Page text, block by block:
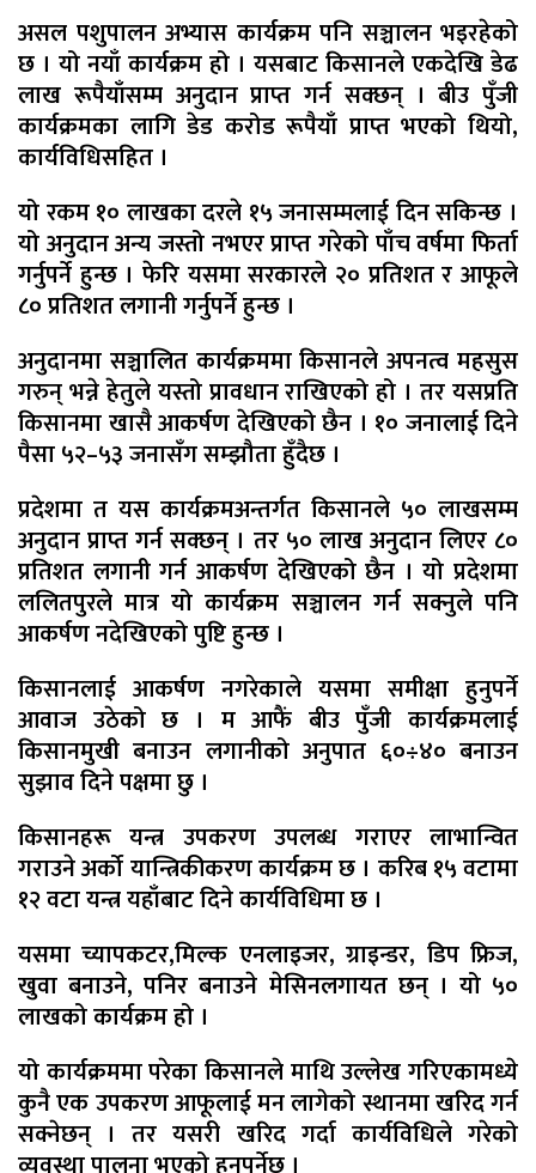
असल पशुपालन अभ्यास कार्यक्रम पनि सञ्चालन भइरहेको
छ । यो नयाँ कार्यक्रम हो । यसबाट किसानले एकदेखि डेढ
लाख रूपैयाँसम्म अनुदान प्राप्त गर्न सक्छन् । बीउ पुँजी
कार्यक्रमका लागि डेड करोड रूपैयाँ प्राप्त भएको थियो,
कार्यविधिसहित ।
यो रकम १० लाखका दरले १५ जनासम्मलाई दिन सकिन्छ ।
यो अनुदान अन्य जस्तो नभएर प्राप्त गरेको पाँच वर्षमा फिर्ता
गर्नुपर्ने हुन्छ । फेरि यसमा सरकारले २० प्रतिशत र आफूले
८० प्रतिशत लगानी गर्नुपर्ने हुन्छ ।
अनुदानमा सञ्चालित कार्यक्रममा किसानले अपनत्व महसुस
गरुन् भन्ने हेतुले यस्तो प्रावधान राखिएको हो । तर यसप्रति
किसानमा खासै आकर्षण देखिएको छैन । १० जनालाई दिने
पैसा ५२–५३ जनासँग सम्झौता हुँदैछ ।
प्रदेशमा त यस कार्यक्रमअन्तर्गत किसानले ५० लाखसम्म
अनुदान प्राप्त गर्न सक्छन् । तर ५० लाख अनुदान लिएर ८०
प्रतिशत लगानी गर्न आकर्षण देखिएको छैन । यो प्रदेशमा
ललितपुरले मात्र यो कार्यक्रम सञ्चालन गर्न सक्नुले पनि
आकर्षण नदेखिएको पुष्टि हुन्छ ।
किसानलाई आकर्षण नगरेकाले यसमा समीक्षा हुनुपर्ने
आवाज उठेको छ । म आफैं बीउ पुँजी कार्यक्रमलाई
किसानमुखी बनाउन लगानीको अनुपात ६०÷४० बनाउन
सुझाव दिने पक्षमा छु ।
किसानहरू यन्त्र उपकरण उपलब्ध गराएर लाभान्वित
गराउने अर्को यान्त्रिकीकरण कार्यक्रम छ । करिब १५ वटामा
१२ वटा यन्त्र यहाँबाट दिने कार्यविधिमा छ ।
यसमा च्यापकटर,मिल्क एनलाइजर, ग्राइन्डर, डिप फ्रिज,
खुवा बनाउने, पनिर बनाउने मेसिनलगायत छन् । यो ५०
लाखको कार्यक्रम हो ।
यो कार्यक्रममा परेका किसानले माथि उल्लेख गरिएकामध्ये
कुनै एक उपकरण आफूलाई मन लागेको स्थानमा खरिद गर्न
सक्नेछन् । तर यसरी खरिद गर्दा कार्यविधिले गरेको